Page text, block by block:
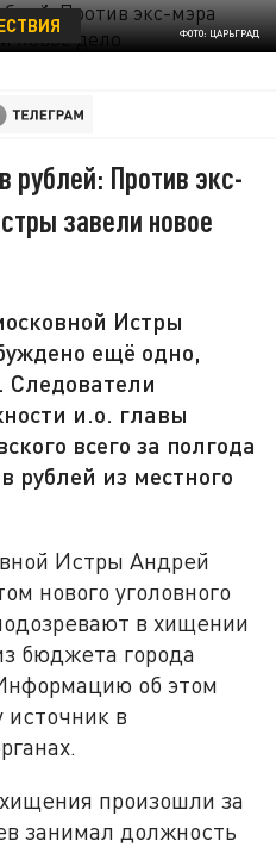
ФОТО: ЦАРЬГРАД
рублей: Против экс-
завели новое
Истры
ещё одно,
Следователи
и.о. главы
всего за полгода
рублей из местного
Истры Андрей
нового уголовного
в хищении
бюджета города
об этом
источник в
произошли за
занимал должность